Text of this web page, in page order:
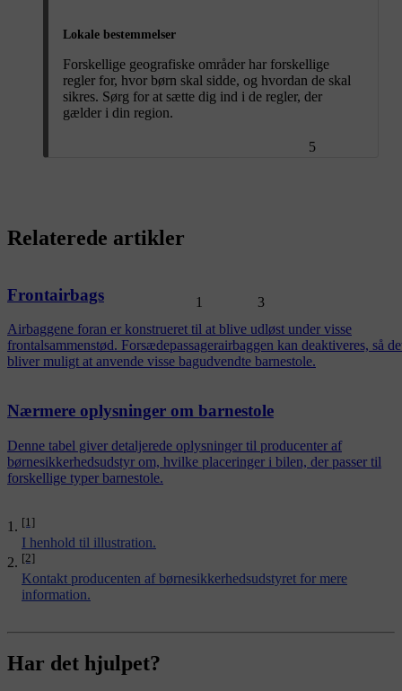
1 3
5
Lokale bestemmelser
Forskellige geografiske områder har forskellige
regler for, hvor børn skal sidde, og hvordan de skal
sikres. Sørg for at sætte dig ind i de regler, der
gælder i din region.
[1]
I henhold til illustration.
[2]
Kontakt producenten af børnesikkerhedsudstyret for mere
information.
Relaterede artikler
Frontairbags
Airbaggene foran er konstrueret til at blive udløst under visse
frontalsammenstød. Forsædepassagerairbaggen kan deaktiveres, så
bliver muligt at anvende visse bagudvendte barnestole.
Nærmere oplysninger om barnestole
Denne tabel giver detaljerede oplysninger til producenter af
børnesikkerhedsudstyr om, hvilke placeringer i bilen, der passer til
forskellige typer barnestole.
Har det hjulpet?